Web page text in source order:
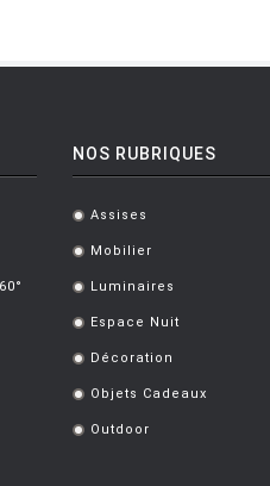
NOS RUBRIQUES
. Assises
. Mobilier
. Luminaires
. Espace Nuit
. Décoration
. Objets Cadeaux
. Outdoor